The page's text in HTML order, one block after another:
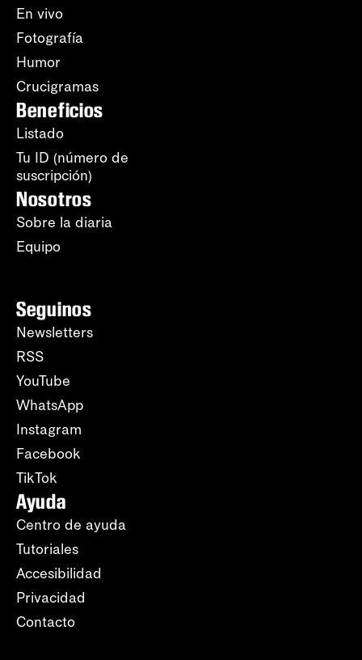
En vivo
Fotografía
Humor
Crucigramas
Beneficios
Listado
Tu ID (número de
suscripción)
Nosotros
Sobre la diaria
Equipo
Seguinos
Newsletters
RSS
YouTube
WhatsApp
Instagram
Facebook
TikTok
Ayuda
Centro de ayuda
Tutoriales
Accesibilidad
Privacidad
Contacto